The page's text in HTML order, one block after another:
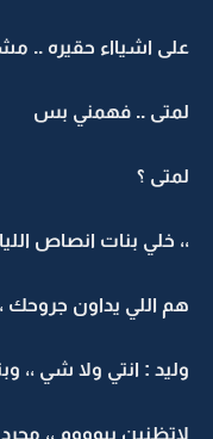
اشيااء حقيره ..
.. فهمني بس
؟
خلي بنات انصاص
اللي يداون جروحك ،،
: انتي ولا شي ،،
بيوووم ،، مجرد